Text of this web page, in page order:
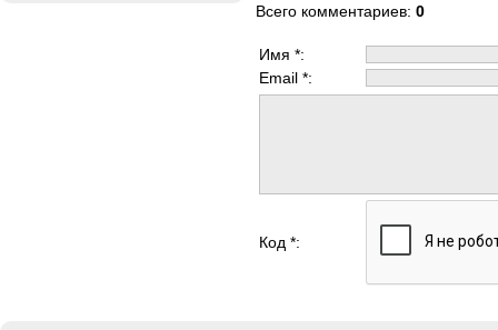
Всего комментариев: 0
Имя *:
Email *:
Код *: